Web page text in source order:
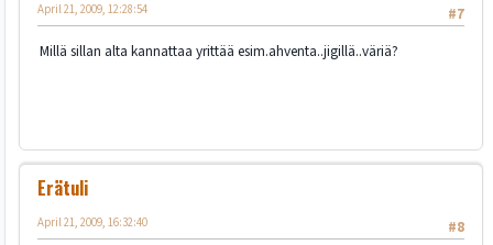
#7
April 21, 2009, 12:28:54
Millä sillan alta kannattaa yrittää esim.ahventa..jigillä..väriä?
Erätuli
#8
April 21, 2009, 16:32:40